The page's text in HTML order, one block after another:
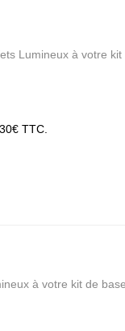
Lumineux à votre
TTC.
à votre kit de